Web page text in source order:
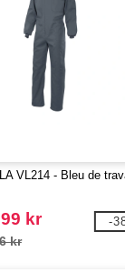
VL214 - Bleu de
kr
kr
-